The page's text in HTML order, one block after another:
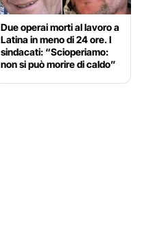
Due operai morti al lavoro a
Latina in meno di 24 ore. I
sindacati: “Scioperiamo:
non si può morire di caldo”